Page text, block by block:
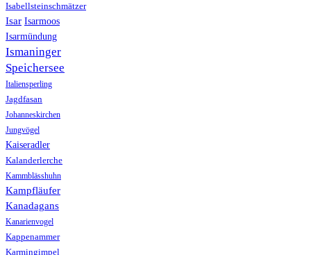
Isabellsteinschmätzer
Isar Isarmoos
Isarmündung
Ismaninger
Speichersee
Italiensperling
Jagdfasan
Johanneskirchen
Jungvögel
Kaiseradler
Kalanderlerche
Kammblässhuhn
Kampfläufer
Kanadagans
Kanarienvogel
Kappenammer
Karmingimpel